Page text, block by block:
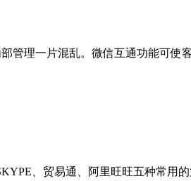
管理一片混乱。微信互通功能可使
、贸易通、阿里旺旺五种常用